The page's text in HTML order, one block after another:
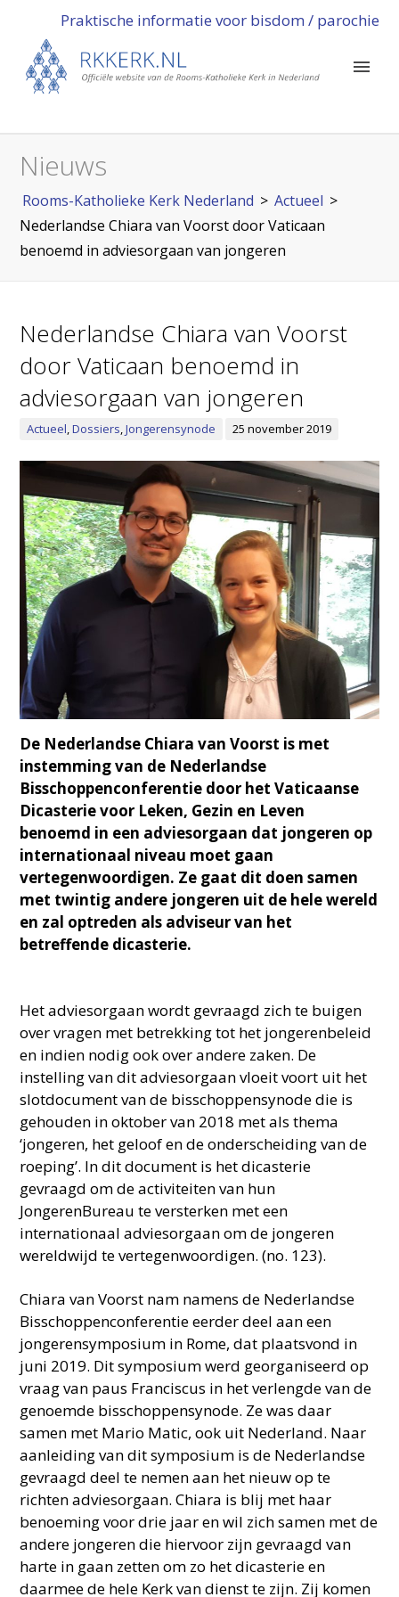
Praktische informatie voor bisdom / parochie
Nieuws
Rooms-Katholieke Kerk Nederland > Actueel >
Nederlandse Chiara van Voorst door Vaticaan
benoemd in adviesorgaan van jongeren
Nederlandse Chiara van Voorst
door Vaticaan benoemd in
adviesorgaan van jongeren
Actueel,Dossiers,Jongerensynode 25 november 2019
De Nederlandse Chiara van Voorst is met
instemming van de Nederlandse
Bisschoppenconferentie door het Vaticaanse
Dicasterie voor Leken, Gezin en Leven
benoemd in een adviesorgaan dat jongeren op
internationaal niveau moet gaan
vertegenwoordigen. Ze gaat dit doen samen
met twintig andere jongeren uit de hele wereld
en zal optreden als adviseur van het
betreffende dicasterie.
Het adviesorgaan wordt gevraagd zich te buigen
over vragen met betrekking tot het jongerenbeleid
en indien nodig ook over andere zaken. De
instelling van dit adviesorgaan vloeit voort uit het
slotdocument van de bisschoppensynode die is
gehouden in oktober van 2018 met als thema
‘jongeren, het geloof en de onderscheiding van de
roeping’. In dit document is het dicasterie
gevraagd om de activiteiten van hun
JongerenBureau te versterken met een
internationaal adviesorgaan om de jongeren
wereldwijd te vertegenwoordigen. (no. 123).
Chiara van Voorst nam namens de Nederlandse
Bisschoppenconferentie eerder deel aan een
jongerensymposium in Rome, dat plaatsvond in
juni 2019. Dit symposium werd georganiseerd op
vraag van paus Franciscus in het verlengde van de
genoemde bisschoppensynode. Ze was daar
samen met Mario Matic, ook uit Nederland. Naar
aanleiding van dit symposium is de Nederlandse
gevraagd deel te nemen aan het nieuw op te
richten adviesorgaan. Chiara is blij met haar
benoeming voor drie jaar en wil zich samen met de
andere jongeren die hiervoor zijn gevraagd van
harte in gaan zetten om zo het dicasterie en
daarmee de hele Kerk van dienst te zijn. Zij komen